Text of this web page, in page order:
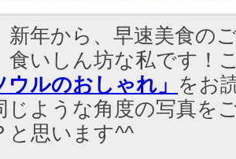
新年から、早速美食の
食いしん坊な私です！
ウルのおしゃれ」 をお
じような角度の写真を
と思います^^